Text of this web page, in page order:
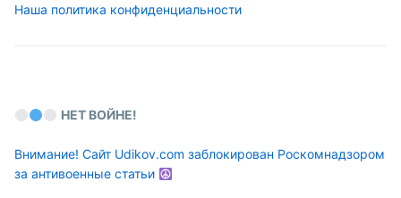
Наша политика конфиденциальности
НЕТ ВОЙНЕ!
Внимание! Сайт Udikov.com заблокирован Роскомнадзором
за антивоенные статьи